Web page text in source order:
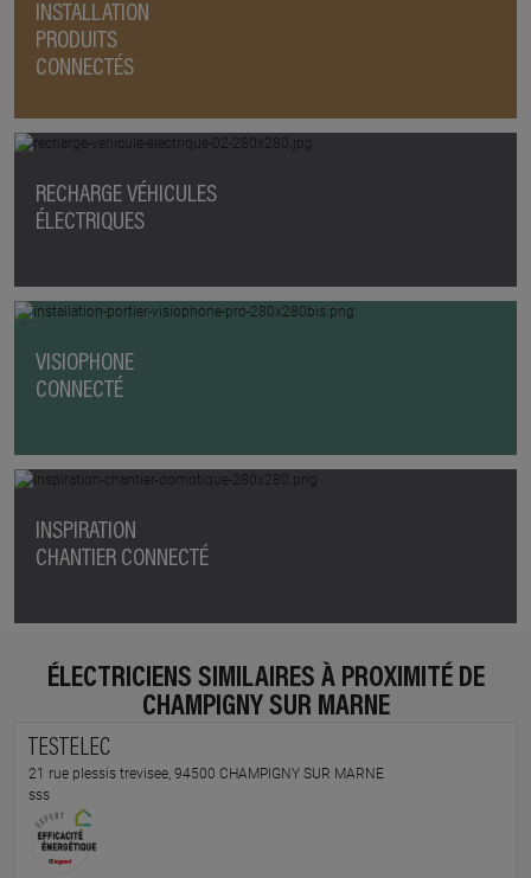
INSTALLATION
PRODUITS
CONNECTÉS
RECHARGE VÉHICULES
ÉLECTRIQUES
VISIOPHONE
CONNECTÉ
INSPIRATION
CHANTIER CONNECTÉ
ÉLECTRICIENS SIMILAIRES À PROXIMITÉ DE
CHAMPIGNY SUR MARNE
TESTELEC
21 rue plessis trevisee, 94500 CHAMPIGNY SUR MARNE
sss